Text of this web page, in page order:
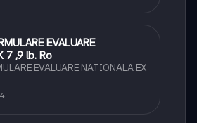
română
EVALUARE
7 ,9 lb. Ro
EVALUARE NATIONALA EX